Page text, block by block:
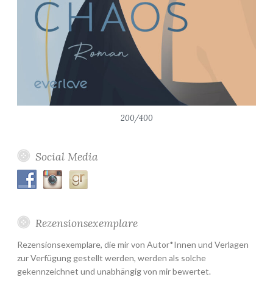
200/400
Social Media
Rezensionsexemplare
Rezensionsexemplare, die mir von Autor*Innen und Verlagen
zur Verfügung gestellt werden, werden als solche
gekennzeichnet und unabhängig von mir bewertet.